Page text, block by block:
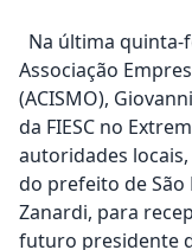
Na última quinta-
Associação
(ACISMO),
da FIESC no
autoridades
do prefeito de São
Zanardi, para
futuro presidente